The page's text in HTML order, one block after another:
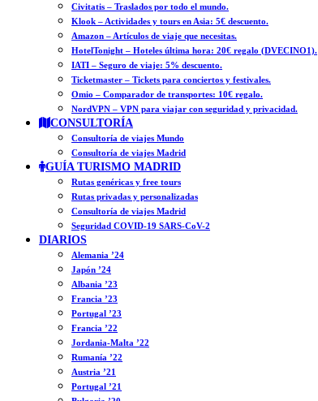
Civitatis – Traslados por todo el mundo.
Klook – Actividades y tours en Asia: 5€ descuento.
Amazon – Artículos de viaje que necesitas.
HotelTonight – Hoteles última hora: 20€ regalo (DVECINO1).
IATI – Seguro de viaje: 5% descuento.
Ticketmaster – Tickets para conciertos y festivales.
Omio – Comparador de transportes: 10€ regalo.
NordVPN – VPN para viajar con seguridad y privacidad.
CONSULTORÍA
Consultoría de viajes Mundo
Consultoría de viajes Madrid
GUÍA TURISMO MADRID
Rutas genéricas y free tours
Rutas privadas y personalizadas
Consultoría de viajes Madrid
Seguridad COVID-19 SARS-CoV-2
DIARIOS
Alemania ’24
Japón ’24
Albania ’23
Francia ’23
Portugal ’23
Francia ’22
Jordania-Malta ’22
Rumanía ’22
Austria ’21
Portugal ’21